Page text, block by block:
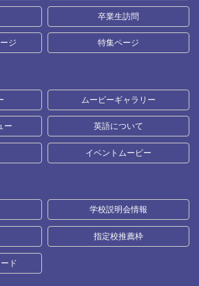
卒業生訪問
ジ 特集ページ
ムービーギャラリー
ー 英語について
イベントムービー
学校説明会情報
指定校推薦枠
ド